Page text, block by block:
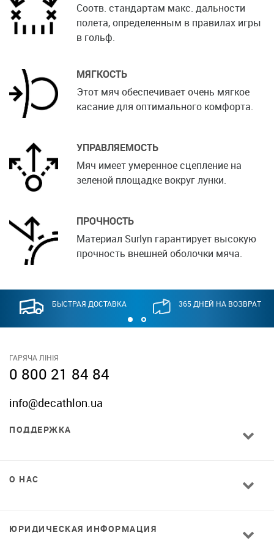
Соотв. стандартам макс. дальности
полета, определенным в правилах игры
в гольф.
МЯГКОСТЬ
Этот мяч обеспечивает очень мягкое
касание для оптимального комфорта.
УПРАВЛЯЕМОСТЬ
Мяч имеет умеренное сцепление на
зеленой площадке вокруг лунки.
ПРОЧНОСТЬ
Материал Surlyn гарантирует высокую
прочность внешней оболочки мяча.
БЫСТРАЯ ДОСТАВКА 365 ДНЕЙ НА ВОЗВРАТ
ГАРЯЧА ЛІНІЯ
0 800 21 84 84
info@decathlon.ua
ПОДДЕРЖКА
О НАС
ЮРИДИЧЕСКАЯ ИНФОРМАЦИЯ